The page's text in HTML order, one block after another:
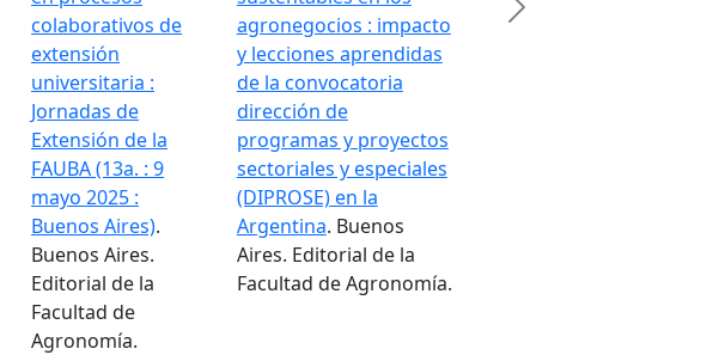
colaborativos de
extensión
universitaria :
Jornadas de
Extensión de la
FAUBA (13a. : 9
mayo 2025 :
Buenos Aires).
Buenos Aires.
Editorial de la
Facultad de
Agronomía.
agronegocios : impacto
y lecciones aprendidas
de la convocatoria
dirección de
programas y proyectos
sectoriales y especiales
(DIPROSE) en la
Argentina. Buenos
Aires. Editorial de la
Facultad de Agronomía.